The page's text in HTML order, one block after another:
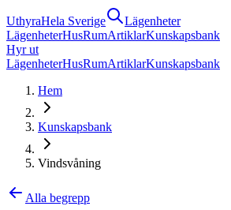
UthyraHela Sverige
Lägenheter
LägenheterHusRumArtiklarKunskapsbank
Hyr ut
LägenheterHusRumArtiklarKunskapsbank
Hem
Kunskapsbank
Vindsvåning
Alla begrepp